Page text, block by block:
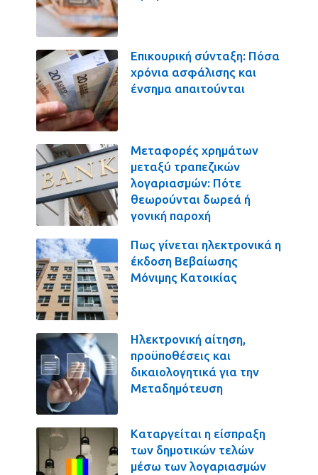
Επικουρική σύνταξη: Πόσα
χρόνια ασφάλισης και
ένσημα απαιτούνται
Μεταφορές χρημάτων
μεταξύ τραπεζικών
λογαριασμών: Πότε
θεωρούνται δωρεά ή
γονική παροχή
Πως γίνεται ηλεκτρονικά η
έκδοση Βεβαίωσης
Μόνιμης Κατοικίας
Ηλεκτρονική αίτηση,
προϋποθέσεις και
δικαιολογητικά για την
Μεταδημότευση
Καταργείται η είσπραξη
των δημοτικών τελών
μέσω των λογαριασμών